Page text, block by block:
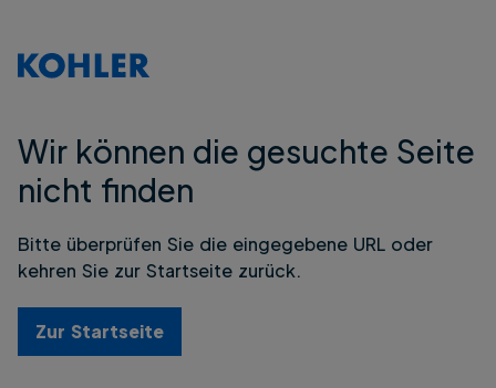
Wir können die gesuchte Seite
nicht finden
Bitte überprüfen Sie die eingegebene URL oder
kehren Sie zur Startseite zurück.
Zur Startseite